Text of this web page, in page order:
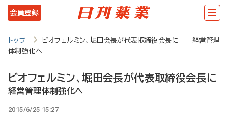
メ
イ
テ
会員登録
トップ
ビオフェルミン、堀田会長が代表取締役会長に 経営管理
体制強化へ
ビオフェルミン、堀田会長が代表取締役会長に
経営管理体制強化へ
2015/6/25 15:27